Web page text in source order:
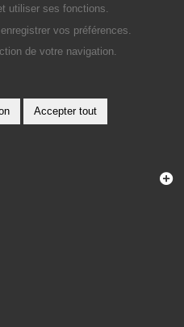
utiliser ses fonctions.
vos préférences.
de votre navigation.
Accepter tout